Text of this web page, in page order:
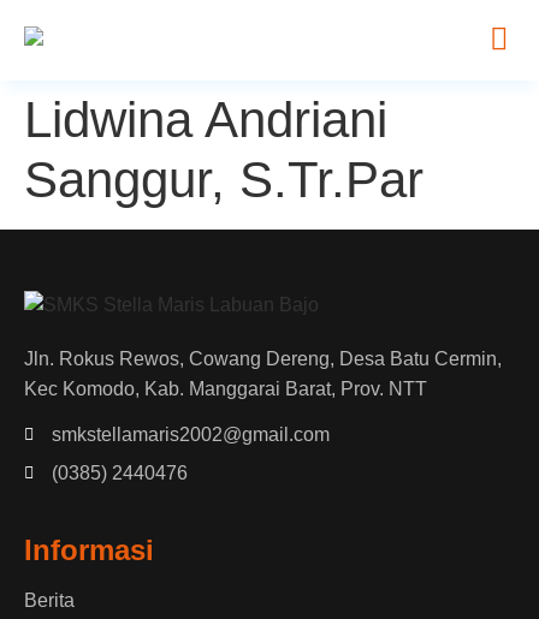
Lidwina Andriani
Sanggur, S.Tr.Par
Jln. Rokus Rewos, Cowang Dereng, Desa Batu Cermin,
Kec Komodo, Kab. Manggarai Barat, Prov. NTT
smkstellamaris2002@gmail.com
(0385) 2440476
Informasi
Berita